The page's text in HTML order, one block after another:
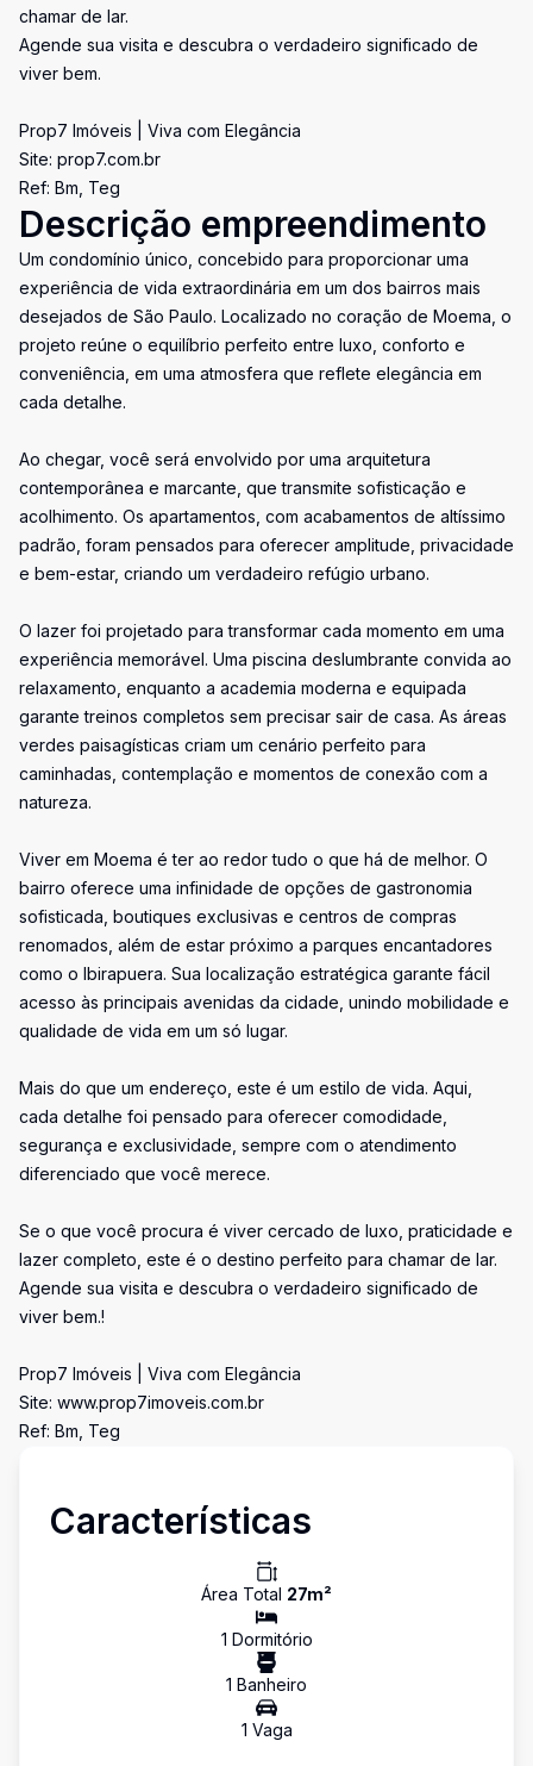
chamar de lar.
Agende sua visita e descubra o verdadeiro significado de
viver bem.
Prop7 Imóveis | Viva com Elegância
Site: prop7.com.br
Ref: Bm, Teg
Descrição empreendimento
Um condomínio único, concebido para proporcionar uma
experiência de vida extraordinária em um dos bairros mais
desejados de São Paulo. Localizado no coração de Moema, o
projeto reúne o equilíbrio perfeito entre luxo, conforto e
conveniência, em uma atmosfera que reflete elegância em
cada detalhe.
Ao chegar, você será envolvido por uma arquitetura
contemporânea e marcante, que transmite sofisticação e
acolhimento. Os apartamentos, com acabamentos de altíssimo
padrão, foram pensados para oferecer amplitude, privacidade
e bem-estar, criando um verdadeiro refúgio urbano.
O lazer foi projetado para transformar cada momento em uma
experiência memorável. Uma piscina deslumbrante convida ao
relaxamento, enquanto a academia moderna e equipada
garante treinos completos sem precisar sair de casa. As áreas
verdes paisagísticas criam um cenário perfeito para
caminhadas, contemplação e momentos de conexão com a
natureza.
Viver em Moema é ter ao redor tudo o que há de melhor. O
bairro oferece uma infinidade de opções de gastronomia
sofisticada, boutiques exclusivas e centros de compras
renomados, além de estar próximo a parques encantadores
como o Ibirapuera. Sua localização estratégica garante fácil
acesso às principais avenidas da cidade, unindo mobilidade e
qualidade de vida em um só lugar.
Mais do que um endereço, este é um estilo de vida. Aqui,
cada detalhe foi pensado para oferecer comodidade,
segurança e exclusividade, sempre com o atendimento
diferenciado que você merece.
Se o que você procura é viver cercado de luxo, praticidade e
lazer completo, este é o destino perfeito para chamar de lar.
Agende sua visita e descubra o verdadeiro significado de
viver bem.!
Prop7 Imóveis | Viva com Elegância
Site: www.prop7imoveis.com.br
Ref: Bm, Teg
Características
Área Total 27m²
1 Dormitório
1 Banheiro
1 Vaga